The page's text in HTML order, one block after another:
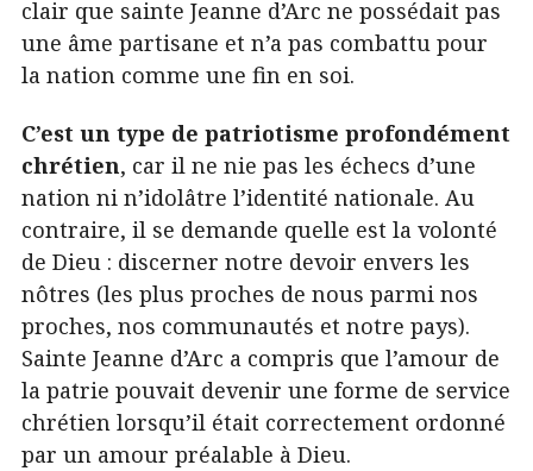
clair que sainte Jeanne d’Arc ne possédait pas
une âme partisane et n’a pas combattu pour
la nation comme une fin en soi.
C’est un type de patriotisme profondément
chrétien, car il ne nie pas les échecs d’une
nation ni n’idolâtre l’identité nationale. Au
contraire, il se demande quelle est la volonté
de Dieu : discerner notre devoir envers les
nôtres (les plus proches de nous parmi nos
proches, nos communautés et notre pays).
Sainte Jeanne d’Arc a compris que l’amour de
la patrie pouvait devenir une forme de service
chrétien lorsqu’il était correctement ordonné
par un amour préalable à Dieu.